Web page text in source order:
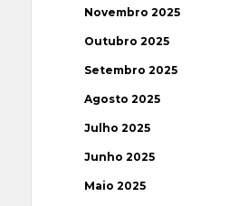
Novembro 2025
Outubro 2025
Setembro 2025
Agosto 2025
Julho 2025
Junho 2025
Maio 2025